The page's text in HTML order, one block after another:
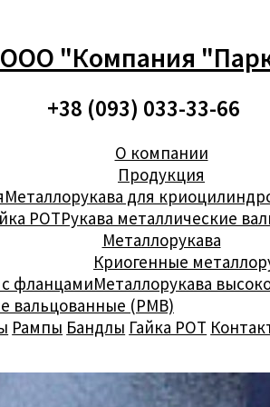
ООО "Компания
+38 (093) 033-33-66
О компании
Продукция
Металлорукава для
РОТРукава металлические
Металлорукава
фланцами
Криогенные
Металлорукава
вальцованные (РМВ)
Рампы Бандлы Гайка РОТ